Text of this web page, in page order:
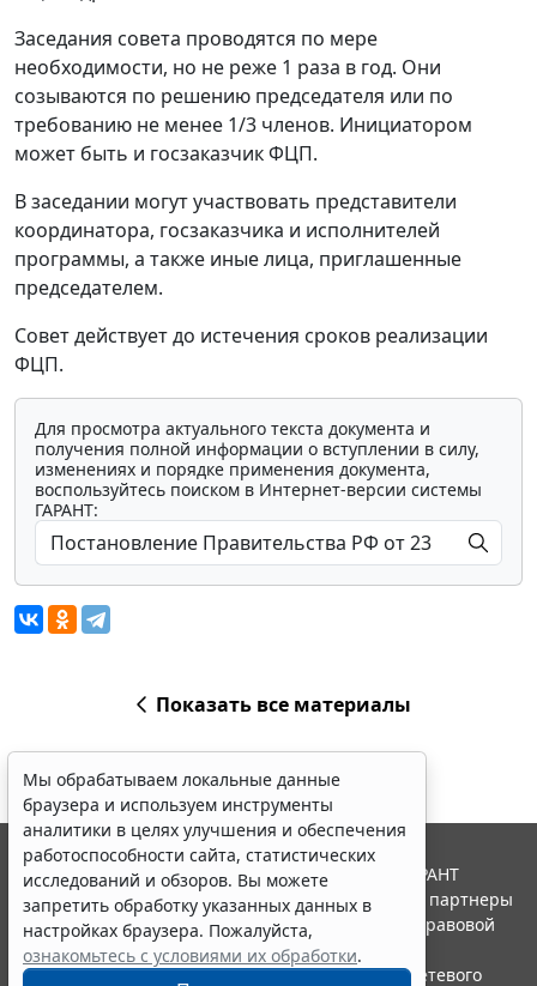
Заседания совета проводятся по мере
необходимости, но не реже 1 раза в год. Они
созываются по решению председателя или по
требованию не менее 1/3 членов. Инициатором
может быть и госзаказчик ФЦП.
В заседании могут участвовать представители
координатора, госзаказчика и исполнителей
программы, а также иные лица, приглашенные
председателем.
Совет действует до истечения сроков реализации
ФЦП.
Для просмотра актуального текста документа и
получения полной информации о вступлении в силу,
изменениях и порядке применения документа,
воспользуйтесь поиском в Интернет-версии системы
ГАРАНТ:
Показать все материалы
Мы обрабатываем локальные данные
браузера и используем инструменты
аналитики в целях улучшения и обеспечения
работоспособности сайта, статистических
исследований и обзоров. Вы можете
запретить обработку указанных данных в
настройках браузера. Пожалуйста,
ознакомьтесь с условиями их обработки.
© ООО "НПП "ГАРАНТ-СЕРВИС", 2026. Система ГАРАНТ
выпускается с 1990 года. Компания "Гарант" и ее партнеры
являются участниками Российской ассоциации правовой
информации ГАРАНТ.
Портал ГАРАНТ.РУ зарегистрирован в качестве сетевого